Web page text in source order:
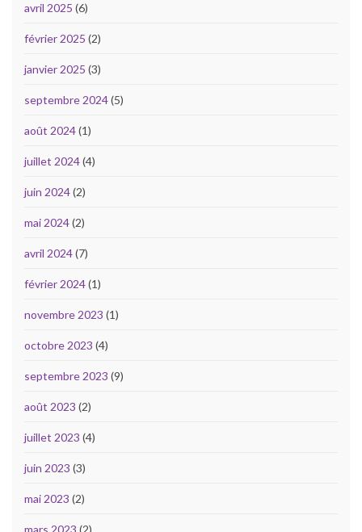
avril 2025 (6)
février 2025 (2)
janvier 2025 (3)
septembre 2024(5)
août 2024(1)
juillet 2024(4)
juin 2024(2)
mai 2024(2)
avril 2024(7)
février 2024(1)
novembre 2023 (1)
octobre 2023 (4)
septembre 2023 (9)
août 2023 (2)
juillet 2023 (4)
juin 2023 (3)
mai 2023 (2)
mars 2023 (2)